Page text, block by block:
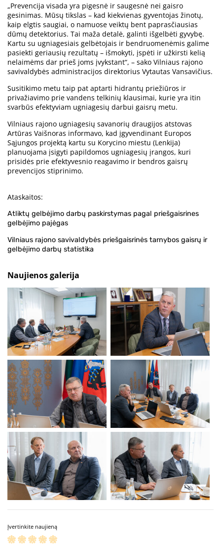
„Prevencija visada yra pigesnė ir saugesnė nei gaisro
gesinimas. Mūsų tikslas – kad kiekvienas gyventojas žinotų,
kaip elgtis saugiai, o namuose veiktų bent paprasčiausias
dūmų detektorius. Tai maža detalė, galinti išgelbėti gyvybę.
Kartu su ugniagesiais gelbėtojais ir bendruomenėmis galime
pasiekti geriausių rezultatų – išmokyti, įspėti ir užkirsti kelią
nelaimėms dar prieš joms įvykstant“, – sako Vilniaus rajono
savivaldybės administracijos direktorius Vytautas Vansavičius.
Susitikimo metu taip pat aptarti hidrantų priežiūros ir
privažiavimo prie vandens telkinių klausimai, kurie yra itin
svarbūs efektyviam ugniagesių darbui gaisrų metu.
Vilniaus rajono ugniagesių savanorių draugijos atstovas
Artūras Vaišnoras informavo, kad įgyvendinant Europos
Sąjungos projektą kartu su Korycino miestu (Lenkija)
planuojama įsigyti papildomos ugniagesių įrangos, kuri
prisidės prie efektyvesnio reagavimo ir bendros gaisrų
prevencijos stiprinimo.
Ataskaitos:
Atliktų gelbėjimo darbų paskirstymas pagal priešgaisrines
gelbėjimo pajėgas
Vilniaus rajono savivaldybės priešgaisrinės tarnybos gaisrų ir
gelbėjimo darbų statistika
Naujienos galerija
Įvertinkite naujieną